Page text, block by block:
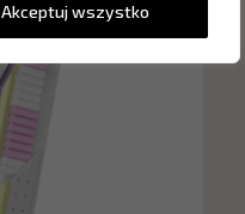
Akceptuj wszystko